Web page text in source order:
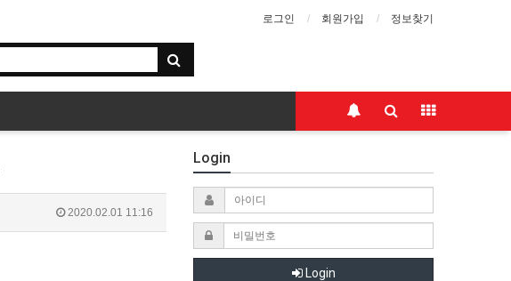
로그인 회원가입 정보찾기
2020.02.01 11:16
Login
Login